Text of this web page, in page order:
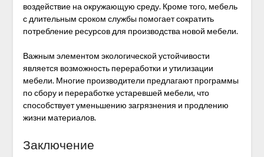
воздействие на окружающую среду. Кроме того, мебель
с длительным сроком службы помогает сократить
потребление ресурсов для производства новой мебели.
Важным элементом экологической устойчивости
является возможность переработки и утилизации
мебели. Многие производители предлагают программы
по сбору и переработке устаревшей мебели, что
способствует уменьшению загрязнения и продлению
жизни материалов.
Заключение